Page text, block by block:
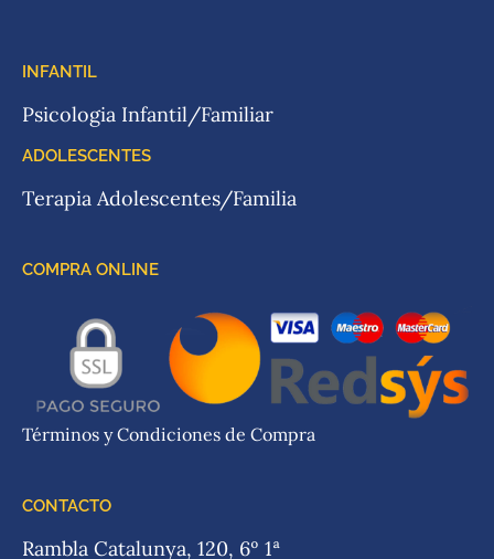
INFANTIL
Psicologia Infantil/Familiar
ADOLESCENTES
Terapia Adolescentes/Familia
COMPRA ONLINE
Términos y Condiciones de Compra
CONTACTO
Rambla Catalunya, 120, 6º 1ª